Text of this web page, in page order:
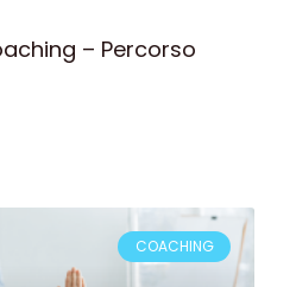
– Percorso
COACHING